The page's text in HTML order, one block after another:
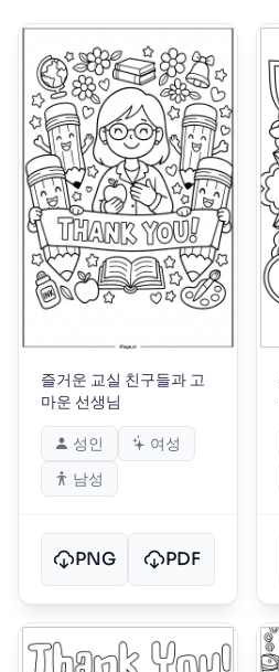
즐거운 교실 친구들과 고
마운 선생님
성인
여성
남성
PNG PDF